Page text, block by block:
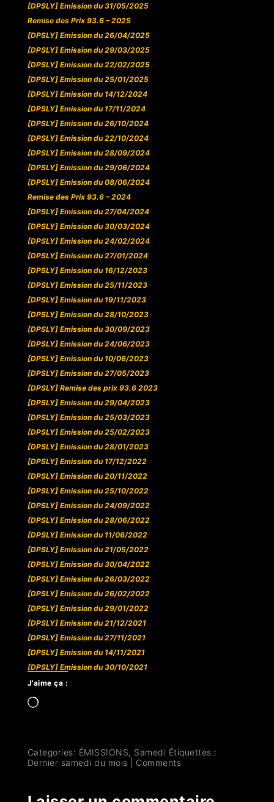
[DPSLY] Emission du 31/05/2025
Remise des Prix 93.6 – 2025
[DPSLY] Emission du 26/04/2025
[DPSLY] Emission du 29/03/2025
[DPSLY] Emission du 22/02/2025
[DPSLY] Emission du 25/01/2025
[DPSLY] Emission du 14/12/2024
[DPSLY] Emission du 17/11/2024
[DPSLY] Emission du 26/10/2024
[DPSLY] Emission du 22/10/2024
[DPSLY] Emission du 28/09/2024
[DPSLY] Emission du 29/06/2024
[DPSLY] Emission du 08/06/2024
Remise des Prix 93.6 – 2024
[DPSLY] Emission du 27/04/2024
[DPSLY] Emission du 30/03/2024
[DPSLY] Emission du 24/02/2024
[DPSLY] Emission du 27/01/2024
[DPSLY] Emission du 16/12/2023
[DPSLY] Emission du 25/11/2023
[DPSLY] Emission du 19/11/2023
[DPSLY] Emission du 28/10/2023
[DPSLY] Emission du 30/09/2023
[DPSLY] Emission du 24/06/2023
[DPSLY] Emission du 10/06/2023
[DPSLY] Emission du 27/05/2023
[DPSLY] Remise des prix 93.6 2023
[DPSLY] Emission du 29/04/2023
[DPSLY] Emission du 25/03/2023
[DPSLY] Emission du 25/02/2023
[DPSLY] Emission du 28/01/2023
[DPSLY] Emission du 17/12/2022
[DPSLY] Emission du 20/11/2022
[DPSLY] Emission du 25/10/2022
[DPSLY] Emission du 24/09/2022
{DPSLY] Emission du 28/06/2022
[DPSLY] Emission du 11/06/2022
[DPSLY] Emission du 21/05/2022
[DPSLY] Emission du 30/04/2022
[DPSLY] Emission du 26/03/2022
[DPSLY] Emission du 26/02/2022
[DPSLY] Emission du 29/01/2022
[DPSLY] Emission du 21/12/2021
[DPSLY] Emission du 27/11/2021
[DPSLY] Emission du 14/11/2021
[DPSLY] Emission du 30/10/2021
J’aime ça :
Categories: ÉMISSIONS, Samedi Étiquettes :
Dernier samedi du mois
Comments